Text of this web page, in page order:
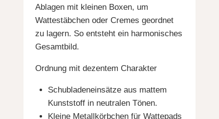
Ablagen mit kleinen Boxen, um
Wattestäbchen oder Cremes geordnet
zu lagern. So entsteht ein harmonisches
Gesamtbild.
Ordnung mit dezentem Charakter
Schubladeneinsätze aus mattem
Kunststoff in neutralen Tönen.
Kleine Metallkörbchen für Wattepads